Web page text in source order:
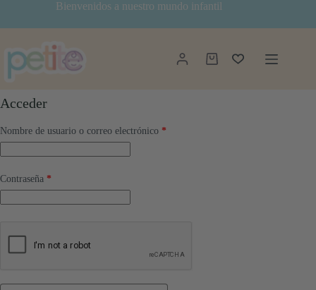
contenido
Bienvenidos a nuestro mundo infantil
Carro
Acceder
Nombre de usuario o correo electrónico *
Contraseña *